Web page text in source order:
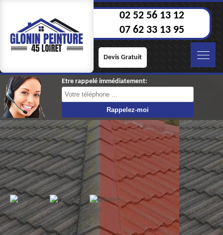
02 52 56 13 12
07 62 33 13 95
Devis Gratuit
Etre rappelé immédiatement: